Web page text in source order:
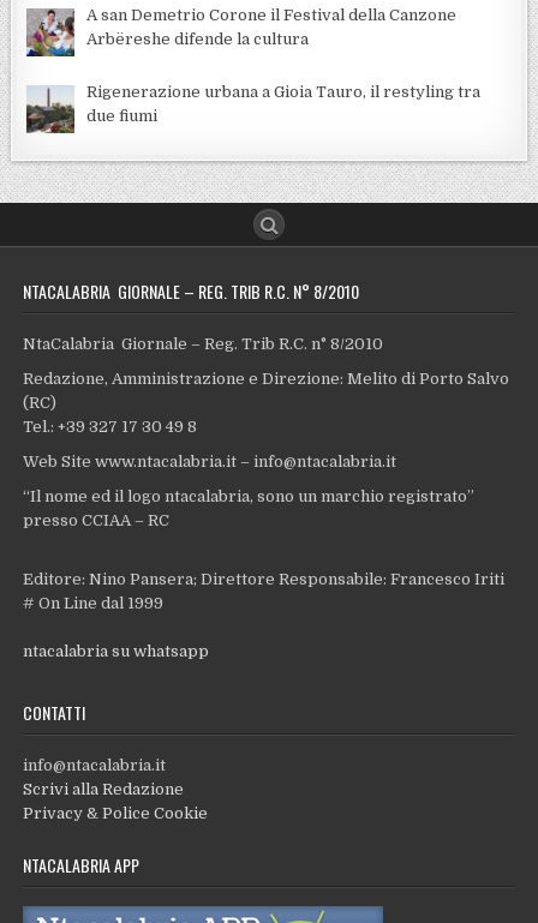
A san Demetrio Corone il Festival della Canzone
Arbëreshe difende la cultura
Rigenerazione urbana a Gioia Tauro, il restyling tra
due fiumi
NTACALABRIA GIORNALE – REG. TRIB R.C. N° 8/2010
NtaCalabria Giornale – Reg. Trib R.C. n° 8/2010
Redazione, Amministrazione e Direzione: Melito di Porto Salvo
(RC)
Tel.: +39 327 17 30 49 8
Web Site www.ntacalabria.it – info@ntacalabria.it
“Il nome ed il logo ntacalabria, sono un marchio registrato”
presso CCIAA – RC
Editore: Nino Pansera; Direttore Responsabile: Francesco Iriti
# On Line dal 1999
ntacalabria su whatsapp
CONTATTI
info@ntacalabria.it
Scrivi alla Redazione
Privacy & Police Cookie
NTACALABRIA APP